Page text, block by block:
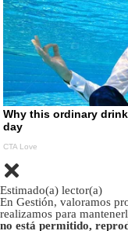
Estimado(a) lector(a)
En Gestión, valoramos
realizamos para
no está permitido,